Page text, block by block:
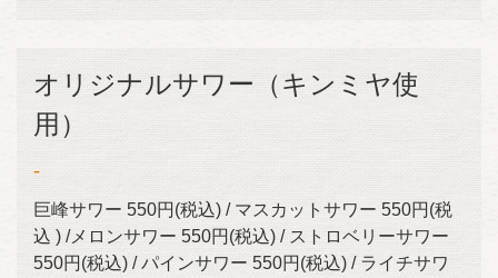
オリジナルサワー（キンミヤ使
用）
-
巨峰サワー 550円(税込) / マスカットサワー 550円(税
込 ) /メロンサワー 550円(税込) / ストロベリーサワー
550円(税込) / パインサワー 550円(税込) / ライチサワ